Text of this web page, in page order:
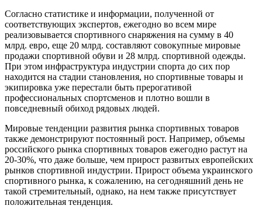
Согласно статистике и информации, полученной от
соответствующих экспертов, ежегодно во всем мире
реализовывается спортивного снаряжения на сумму в 40
млрд. евро, еще 20 млрд. составляют совокупные мировые
продажи спортивной обуви и 28 млрд. спортивной одежды.
При этом инфраструктура индустрии спорта до сих пор
находится на стадии становления, но спортивные товары и
экипировка уже перестали быть прерогативой
профессиональных спортсменов и плотно вошли в
повседневный обиход рядовых людей.
Мировые тенденции развития рынка спортивных товаров
также демонстрируют постоянный рост. Например, объемы
российского рынка спортивных товаров ежегодно растут на
20-30%, что даже больше, чем прирост развитых европейских
рынков спортивной индустрии. Прирост объема украинского
спортивного рынка, к сожалению, на сегодняшний день не
такой стремительный, однако, на нем также присутствует
положительная тенденция.